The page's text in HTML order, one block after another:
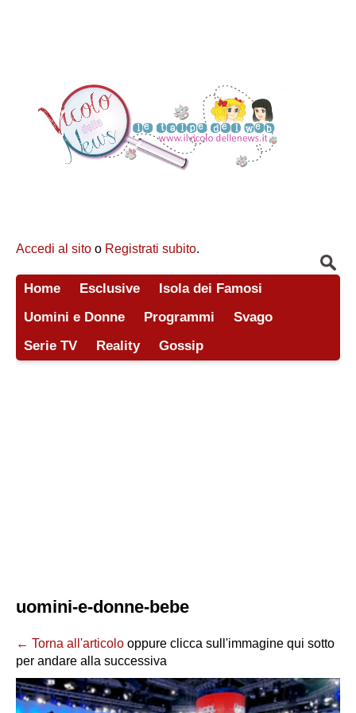
Accedi al sito o Registrati subito.
Home Esclusive
Isola dei Famosi
Uomini e Donne
Programmi
Svago
Serie TV
Reality Gossip
uomini-e-donne-bebe
← Torna all'articolo oppure clicca sull'immagine qui sotto
per andare alla successiva